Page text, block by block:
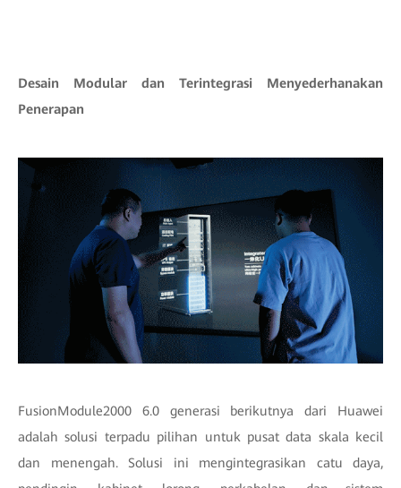
Desain Modular dan Terintegrasi Menyederhanakan
Penerapan
FusionModule2000 6.0 generasi berikutnya dari Huawei
adalah solusi terpadu pilihan untuk pusat data skala kecil
dan menengah. Solusi ini mengintegrasikan catu daya,